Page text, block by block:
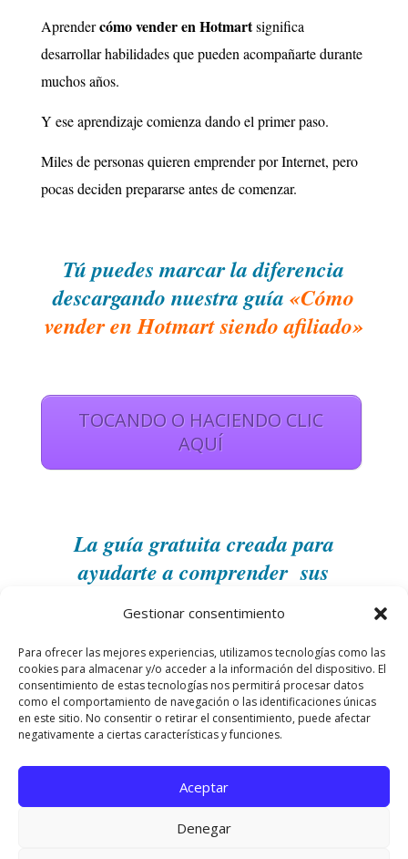
Gestionar consentimiento
Para ofrecer las mejores experiencias, utilizamos tecnologías como las
cookies para almacenar y/o acceder a la información del dispositivo. El
consentimiento de estas tecnologías nos permitirá procesar datos
como el comportamiento de navegación o las identificaciones únicas
en este sitio. No consentir o retirar el consentimiento, puede afectar
negativamente a ciertas características y funciones.
Aceptar
Denegar
Aprendercómo vender en Hotmartsignifica
desarrollar habilidades que pueden acompañarte durante
muchos años.
Y ese aprendizaje comienza dando el primer paso.
Miles de personas quieren emprender por Internet, pero
pocas deciden prepararse antes de comenzar.
Tú puedes marcar la diferencia
descargando nuestra guía«Cómo
vender en Hotmart siendo afiliado»
TOCANDO O HACIENDO CLIC
AQUÍ
La guía gratuita creada para
ayudarte a comprender sus
comenzar con una visión mucho
más clara del marketing de
afiliados.